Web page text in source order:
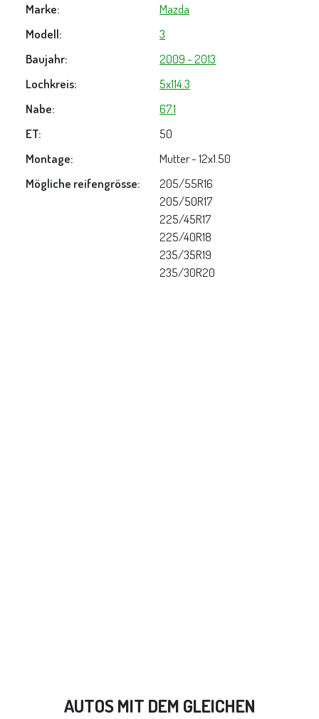
Marke:
Mazda
Modell:
3
Baujahr:
2009 - 2013
Lochkreis:
5x114.3
Nabe:
67.1
ET:
50
Montage:
Mutter - 12x1.50
Mögliche reifengrösse:
205/55R16
205/50R17
225/45R17
225/40R18
235/35R19
235/30R20
AUTOS MIT DEM GLEICHEN